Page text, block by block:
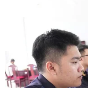
Báo Pháp gợi ý
tế và tốt cho sức
02/07/2026 01:20